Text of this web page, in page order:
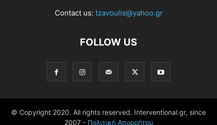
Contact us: tzavoulis@yahoo.gr
FOLLOW US
© Copyright 2020. All rights reserved. Interventional.gr, since
2007 - Πολιτική Απορρήτου